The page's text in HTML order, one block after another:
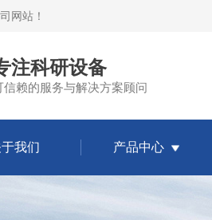
网站 ！
注科研设备
信赖的服务与解决方案顾问
我们 产品中心